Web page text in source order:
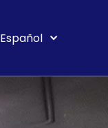
Español
Français
Pусский
Deutsch